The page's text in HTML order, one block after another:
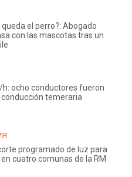
queda el perro?: Abogado
con las mascotas tras un
h: ocho conductores fueron
temeraria
programado de luz para
cuatro comunas de la RM